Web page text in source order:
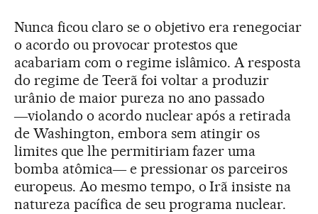
Nunca ficou claro se o objetivo era renegociar
o acordo ou provocar protestos que
acabariam com o regime islâmico. A resposta
do regime de Teerã foi voltar a produzir
urânio de maior pureza no ano passado
―violando o acordo nuclear após a retirada
de Washington, embora sem atingir os
limites que lhe permitiriam fazer uma
bomba atômica― e pressionar os parceiros
europeus. Ao mesmo tempo, o Irã insiste na
natureza pacífica de seu programa nuclear.